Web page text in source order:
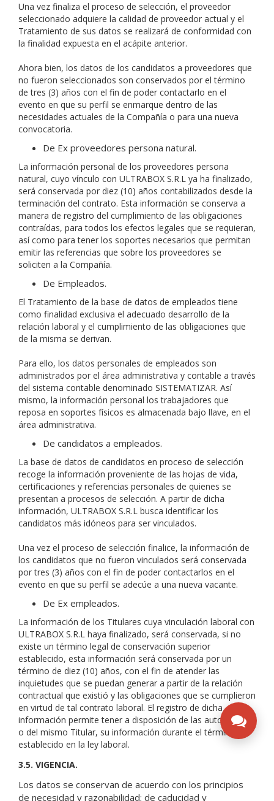
Una vez finaliza el proceso de selección, el proveedor
seleccionado adquiere la calidad de proveedor actual y el
Tratamiento de sus datos se realizará de conformidad con
la finalidad expuesta en el acápite anterior.
Ahora bien, los datos de los candidatos a proveedores que
no fueron seleccionados son conservados por el término
de tres (3) años con el fin de poder contactarlo en el
evento en que su perfil se enmarque dentro de las
necesidades actuales de la Compañía o para una nueva
convocatoria.
De Ex proveedores persona natural.
La información personal de los proveedores persona
natural, cuyo vínculo con ULTRABOX S.R.L ya ha finalizado,
será conservada por diez (10) años contabilizados desde la
terminación del contrato. Esta información se conserva a
manera de registro del cumplimiento de las obligaciones
contraídas, para todos los efectos legales que se requieran,
así como para tener los soportes necesarios que permitan
emitir las referencias que sobre los proveedores se
soliciten a la Compañía.
De Empleados.
El Tratamiento de la base de datos de empleados tiene
como finalidad exclusiva el adecuado desarrollo de la
relación laboral y el cumplimiento de las obligaciones que
de la misma se derivan.
Para ello, los datos personales de empleados son
administrados por el área administrativa y contable a través
del sistema contable denominado SISTEMATIZAR. Así
mismo, la información personal los trabajadores que
reposa en soportes físicos es almacenada bajo llave, en el
área administrativa.
De candidatos a empleados.
La base de datos de candidatos en proceso de selección
recoge la información proveniente de las hojas de vida,
certificaciones y referencias personales de quienes se
presentan a procesos de selección. A partir de dicha
información, ULTRABOX S.R.L busca identificar los
candidatos más idóneos para ser vinculados.
Una vez el proceso de selección finalice, la información de
los candidatos que no fueron vinculados será conservada
por tres (3) años con el fin de poder contactarlos en el
evento en que su perfil se adecúe a una nueva vacante.
De Ex empleados.
La información de los Titulares cuya vinculación laboral con
ULTRABOX S.R.L haya finalizado, será conservada, si no
existe un término legal de conservación superior
establecido, esta información será conservada por un
término de diez (10) años, con el fin de atender las
inquietudes que se puedan generar a partir de la relación
contractual que existió y las obligaciones que se cumplieron
en virtud de tal contrato laboral. El registro de dicha
información permite tener a disposición de las autoridades,
o del mismo Titular, su información durante el término
establecido en la ley laboral.
3.5. VIGENCIA.
Los datos se conservan de acuerdo con los principios
de necesidad y razonabilidad; de caducidad y